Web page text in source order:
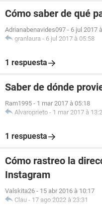
Cómo saber de qué
Adrianabenavides097 - 6 jul 2017
granlaura - 6 jul 2017 à 05:58
1 respuesta
Saber de dónde
Ram1995 - 1 mar 2017 à 05:18
Alvaroprieto - 1 mar 2017 à
1 respuesta
Cómo rastreo la
Instagram
Valskita26 - 15 abr 2016 à 10:17
Clau - 17 ago 2022 à 23:31